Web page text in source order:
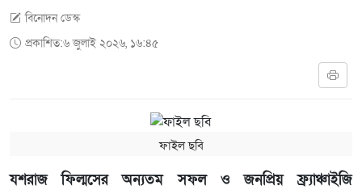
বিনোদন ডেস্ক
প্রকাশিত:৬ জুলাই ২০২৬, ১৬:৪৫
ফাইল ছবি
যশরাজ ফিল্মসের অন্যতম সফল ও জনপ্রিয় ফ্র্যাঞ্চাইজি